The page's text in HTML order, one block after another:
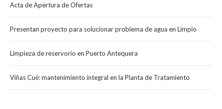
Acta de Apertura de Ofertas
Presentan proyecto para solucionar problema de agua en Limpio
Limpieza de reservorio en Puerto Antequera
Viñas Cué: mantenimiento integral en la Planta de Tratamiento